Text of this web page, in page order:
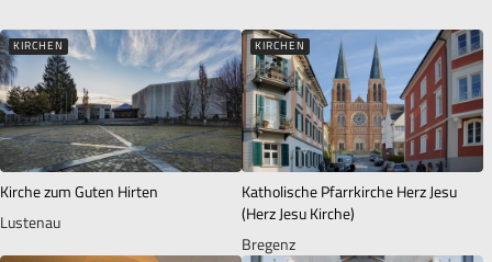
KIRCHEN
Kirche zum Guten Hirten
Lustenau
KIRCHEN
Katholische Pfarrkirche Herz Jesu
(Herz Jesu Kirche)
Bregenz